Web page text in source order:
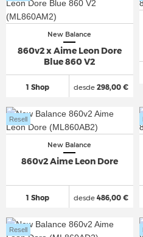
New Balance
860v2 x Aime Leon Dore
Blue 860 V2
1 Shop desde 298,00 €
New Balance
860v2 Aime Leon Dore
1 Shop
Resell
desde 486,00 €
Resell